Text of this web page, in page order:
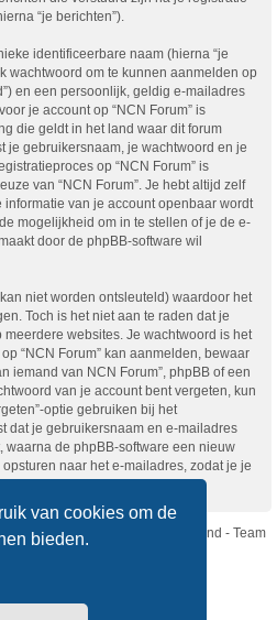
van cookies om de
bieden.
“je berichten”).
identificeerbare naam (hierna “je
wachtwoord om te kunnen aanmelden op
en een persoonlijk, geldig e-mailadres
je account op “NCN Forum” is
die geldt in het land waar dit forum
je gebruikersnaam, je wachtwoord en je
op “NCN Forum” is
van “NCN Forum”. Je hebt altijd zelf
van je account openbaar wordt
mogelijkheid om in te stellen of je de e-
door de phpBB-software wil
niet worden ontsleuteld) waardoor het
Toch is het niet aan te raden dat je
websites. Je wachtwoord is het
“NCN Forum” kan aanmelden, bewaar
iemand van NCN Forum”, phpBB of een
van je account bent vergeten, kun
optie gebruiken bij het
dat je gebruikersnaam en e-mailadres
waarna de phpBB-software een nieuw
naar het e-mailadres, zodat je je
Nikon Club Nederland - Team
2023